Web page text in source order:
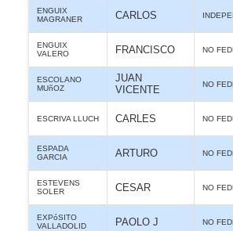
ENGUIX
MAGRANER
CARLOS
ENGUIX
VALERO
FRANCISCO NO
ESCOLANO
MUñOZ
JUAN
VICENTE
NO
ESCRIVA LLUCH CARLES NO
ESPADA
GARCIA
ARTURO NO
ESTEVENS
SOLER
CESAR NO
EXPóSITO
VALLADOLID
PAOLO J NO